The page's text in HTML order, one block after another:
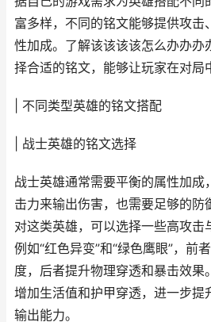
富多样，不同的铭文能够提供攻击
性加成。了解该该该该怎么办办办
择合适的铭文，能够让玩家在对局
| 不同类型英雄的铭文搭配
| 战士英雄的铭文选择
战士英雄通常需要平衡的属性加成
击力来输出伤害，也需要足够的防
对这类英雄，可以选择一些高攻击
例如“红色异变”和“绿色鹰眼”，前
度，后者提升物理穿透和暴击效果
增加生活值和护甲穿透，进一步提
输出能力。